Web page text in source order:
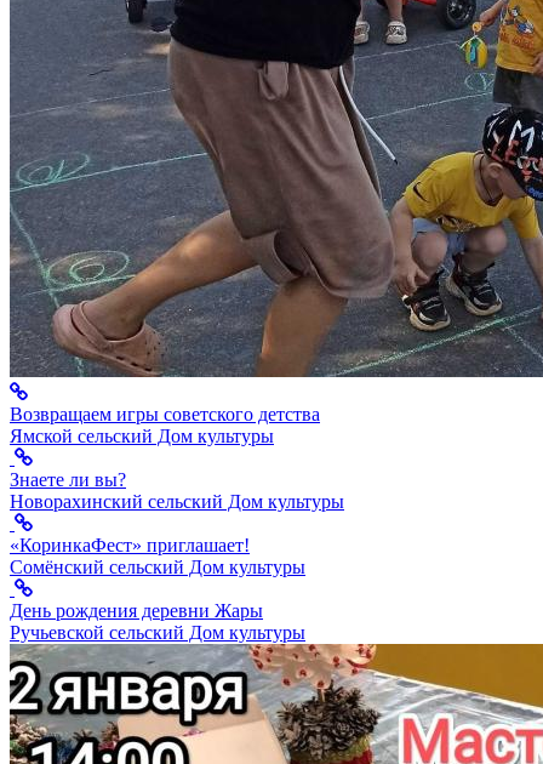
Возвращаем игры советского детства
Ямской сельский Дом культуры
Знаете ли вы?
Новорахинский сельский Дом культуры
«КоринкаФест» приглашает!
Сомёнский сельский Дом культуры
День рождения деревни Жары
Ручьевской сельский Дом культуры